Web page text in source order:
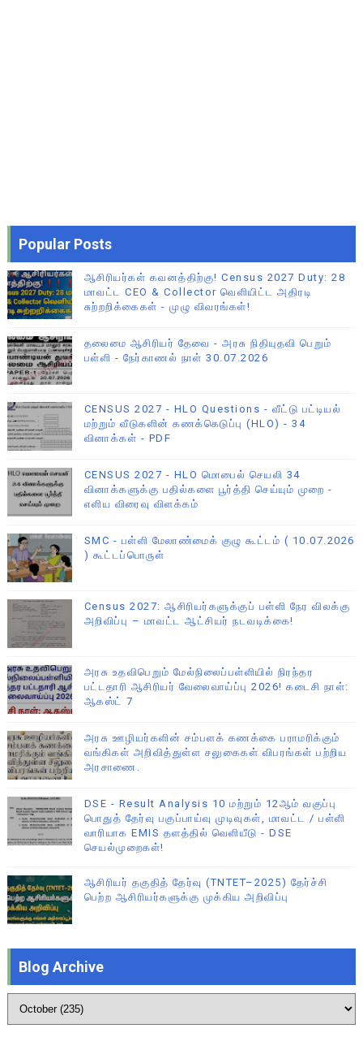
Popular Posts
ஆசிரியர்கள் கவனத்திற்கு! Census 2027 Duty: 28
மாவட்ட CEO & Collector வெளியிட்ட அதிரடி
சுற்றறிக்கைகள் - முழு விவரங்கள்!
தலைமை ஆசிரியர் தேவை - அரசு நிதியுதவி பெறும்
பள்ளி - நேர்காணல் நாள் 30.07.2026
CENSUS 2027 - HLO Questions - வீட்டு பட்டியல்
மற்றும் வீடுகளின் கணக்கெடுப்பு (HLO) - 34
வினாக்கள் - PDF
CENSUS 2027 - HLO மொபைல் செயலி 34
வினாக்களுக்கு பதில்களை பூர்த்தி செய்யும் முறை -
எளிய விரைவு விளக்கம்
SMC - பள்ளி மேலாண்மைக் குழு கூட்டம் ( 10.07.2026
) கூட்டப்பொருள்
Census 2027: ஆசிரியர்களுக்குப் பள்ளி நேர விலக்கு
அறிவிப்பு – மாவட்ட ஆட்சியர் நடவடிக்கை!
அரசு உதவிபெறும் மேல்நிலைப்பள்ளியில் நிரந்தர
பட்டதாரி ஆசிரியர் வேலைவாய்ப்பு 2026! கடைசி நாள்:
ஆகஸ்ட் 7
அரசு ஊழியர்களின் சம்பளக் கணக்கை பராமரிக்கும்
வங்கிகள் அறிவித்துள்ள சலுகைகள் விபரங்கள் பற்றிய
அரசாணை.
DSE - Result Analysis 10 மற்றும் 12ஆம் வகுப்பு
பொதுத் தேர்வு பகுப்பாய்வு முடிவுகள், மாவட்ட / பள்ளி
வாரியாக EMIS தளத்தில் வெளியீடு - DSE
செயல்முறைகள்!
ஆசிரியர் தகுதித் தேர்வு (TNTET–2025) தேர்ச்சி
பெற்ற ஆசிரியர்களுக்கு முக்கிய அறிவிப்பு
Blog Archive